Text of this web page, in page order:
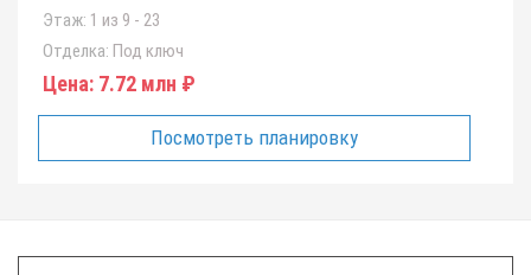
Этаж: 1 из 9 - 23
Отделка: Под ключ
Цена: 7.72 млн ₽
Посмотреть планировку